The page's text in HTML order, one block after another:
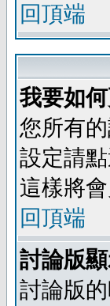
回頂端
我要如
您所有
設定請
這樣將
回頂端
討論版
討論版